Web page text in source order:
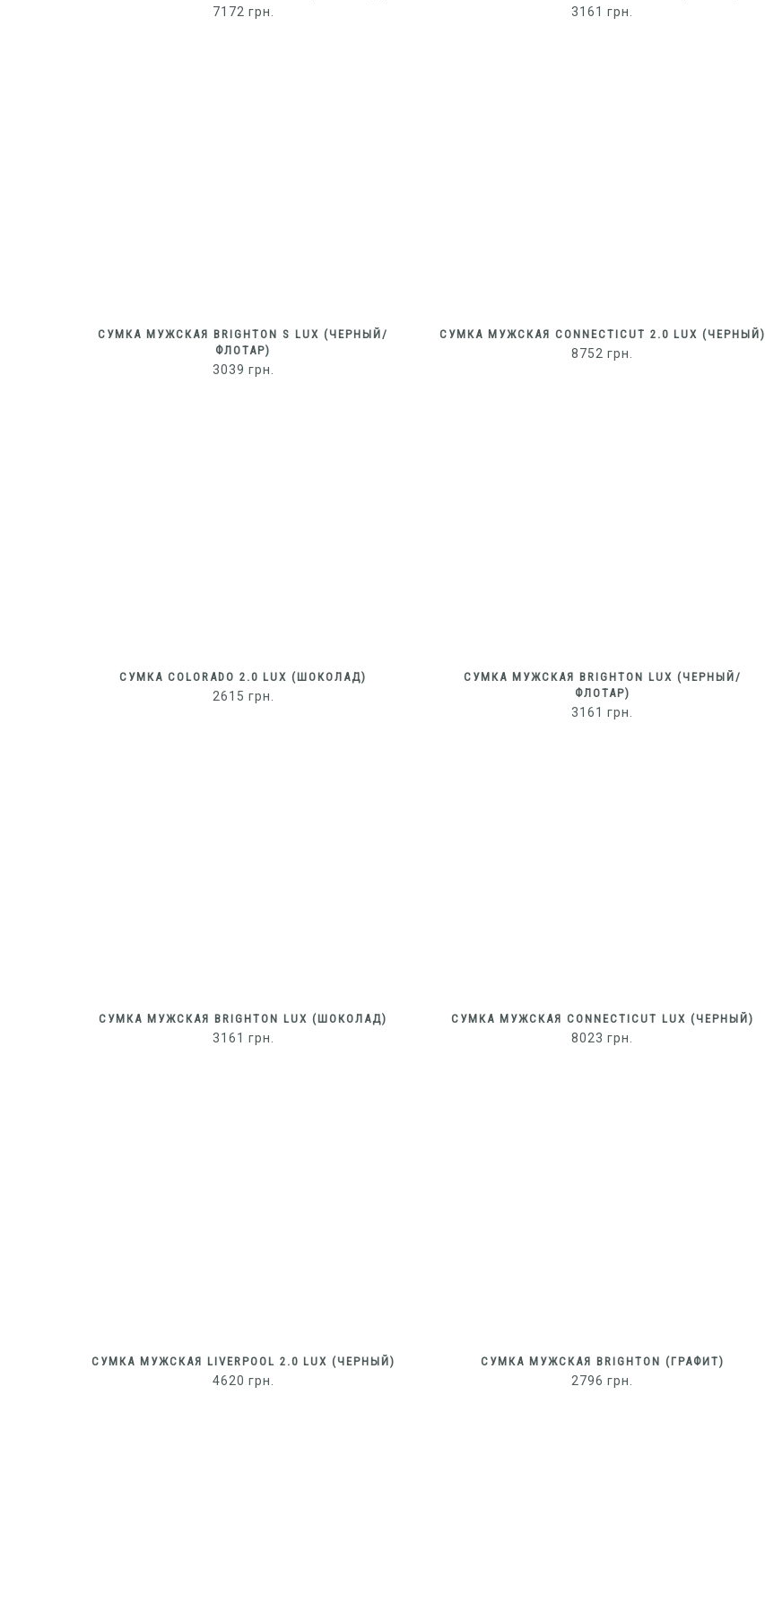
7172 грн. 3161грн.
СУМКА МУЖСКАЯ BRIGHTON S LUX (ЧЕРНЫЙ/
ФЛОТАР)
3039 грн.
СУМКА МУЖСКАЯ CONNECTICUT 2.0 LUX (ЧЕРНЫЙ)
8752грн.
СУМКА COLORADO 2.0 LUX (ШОКОЛАД)
2615 грн.
СУМКА МУЖСКАЯ BRIGHTON LUX (ЧЕРНЫЙ/
ФЛОТАР)
3161грн.
СУМКА МУЖСКАЯ BRIGHTON LUX (ШОКОЛАД)
3161 грн.
СУМКА МУЖСКАЯ CONNECTICUT LUX (ЧЕРНЫЙ)
8023грн.
СУМКА МУЖСКАЯ LIVERPOOL 2.0 LUX (ЧЕРНЫЙ)
4620 грн.
СУМКА МУЖСКАЯ BRIGHTON (ГРАФИТ)
2796грн.